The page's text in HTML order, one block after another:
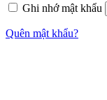
Ghi nhớ mật khẩu
Quên mật khẩu?